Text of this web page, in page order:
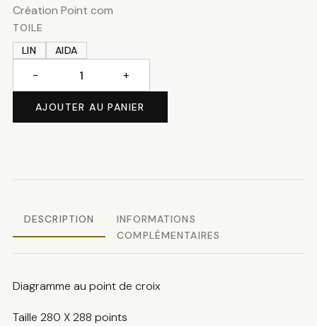
Création Point com
TOILE
LIN
AIDA
Mes
− +
AJOUTER AU PANIER
DESCRIPTION
INFORMATIONS
COMPLÉMENTAIRES
Diagramme au point de croix
Taille 280 X 288 points